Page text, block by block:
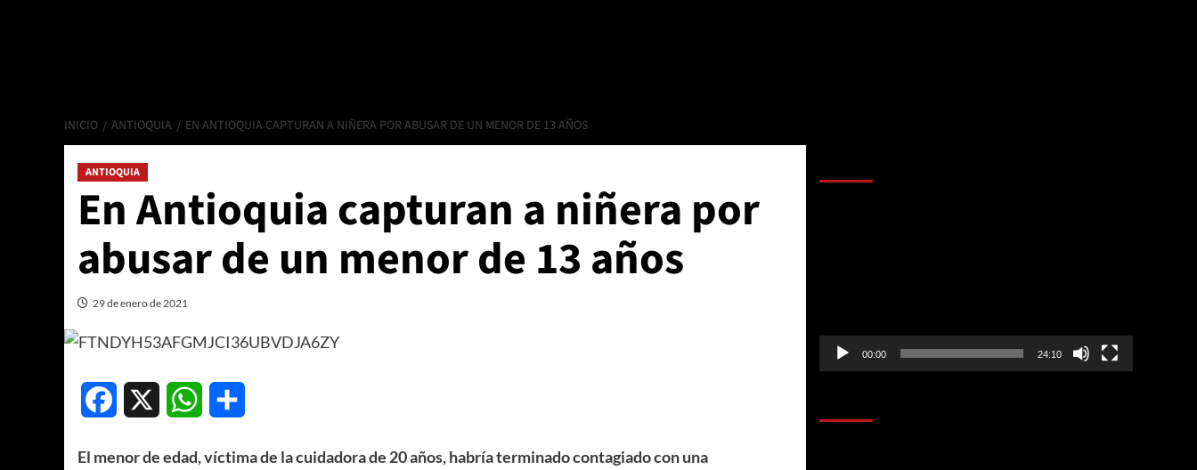
INICIO ANTIOQUIA EN ANTIOQUIA CAPTURAN A NIÑERA POR ABUSAR DE UN MENOR DE 13 AÑOS
ANTIOQUIA
En Antioquia capturan a niñera por
abusar de un menor de 13 años
29 de enero de 2021
Facebook WhatsApp
El menor de edad, víctima de la cuidadora de 20 años, habría terminado contagiado con una
00:00 24:10